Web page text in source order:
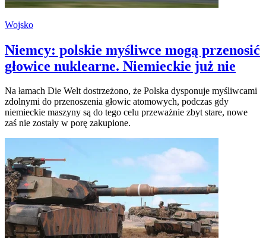
Wojsko
Niemcy: polskie myśliwce mogą przenosić
głowice nuklearne. Niemieckie już nie
Na łamach Die Welt dostrzeżono, że Polska dysponuje myśliwcami
zdolnymi do przenoszenia głowic atomowych, podczas gdy
niemieckie maszyny są do tego celu przeważnie zbyt stare, nowe
zaś nie zostały w porę zakupione.